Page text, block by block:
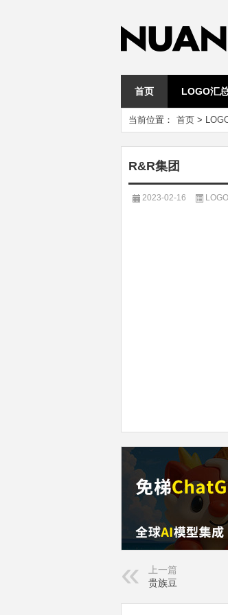
首页 LOGO汇总
当前位置： 首页 >
R&R集团
2023-02-16
上一篇
贵族豆